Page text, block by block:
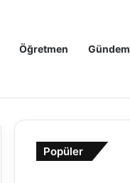
Öğretmen Gündem
Popüler